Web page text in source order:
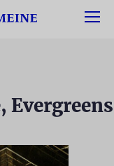
Evergreens